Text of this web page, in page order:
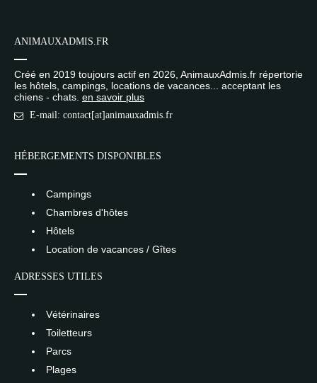
ANIMAUXADMIS.FR
Créé en 2019 toujours actif en 2026, AnimauxAdmis.fr répertorie
les hôtels, campings, locations de vacances... acceptant les
chiens - chats. en savoir plus
E-mail: contact[at]animauxadmis.fr
HÉBERGEMENTS DISPONIBLES
Campings
Chambres d'hôtes
Hôtels
Location de vacances / Gîtes
ADRESSES UTILES
Vétérinaires
Toiletteurs
Parcs
Plages